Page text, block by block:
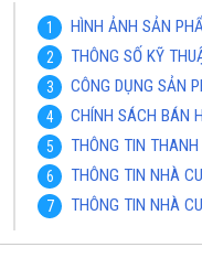
Hotline(Zalo):
HÌNH ẢNH SẢN
THÔNG SỐ KỸ
CÔNG DỤNG SẢN
CHÍNH SÁCH BÁN
THÔNG TIN
THÔNG TIN NHÀ
THÔNG TIN NHÀ